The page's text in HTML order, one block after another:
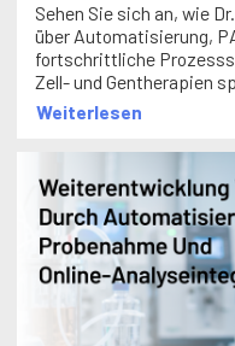
Sehen Sie sich an, wie
über Automatisierung,
fortschrittliche
Zell- und Gentherapien
Weiterlesen